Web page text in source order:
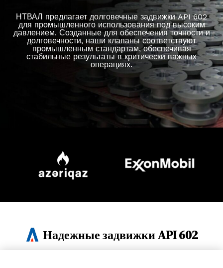
НТВАЛ предлагает долговечные задвижки API 602
для промышленного использования под высоким
давлением. Созданные для обеспечения точности и
долговечности, наши клапаны соответствуют
промышленным стандартам, обеспечивая
стабильные результаты в критически важных
операциях.
Надежные задвижки API 602